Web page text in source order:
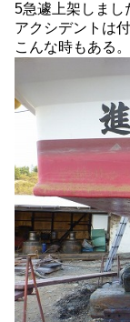
5急遽上架しまし
アクシデントは
こんな時もある。